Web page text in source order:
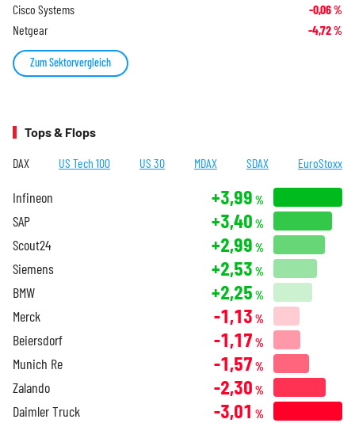
Cisco Systems -0,06%
Netgear -4,72%
Zum Sektorvergleich
Tops & Flops
DAX US Tech 100 US 30 MDAX SDAX EuroStoxx
Infineon +3,99 %
SAP +3,40 %
Scout24 +2,99 %
Siemens +2,53 %
BMW +2,25 %
Merck -1,13 %
Beiersdorf -1,17 %
Munich Re -1,57 %
Zalando -2,30 %
Daimler Truck -3,01 %